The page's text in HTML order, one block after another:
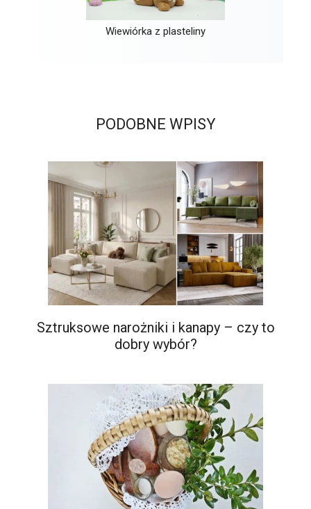
Wiewiórka z plasteliny
PODOBNE WPISY
Sztruksowe narożniki i kanapy – czy to
dobry wybór?